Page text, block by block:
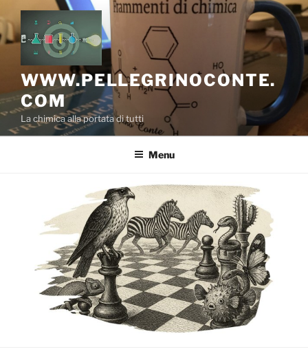
Salta
al
contenuto
WWW.PELLEGRINOCONTE.
COM
La chimica alla portata di tutti
Menu